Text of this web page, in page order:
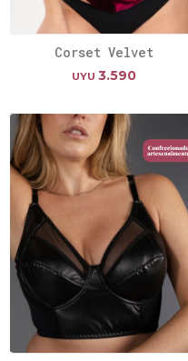
Corset Velvet
UYU 3.590